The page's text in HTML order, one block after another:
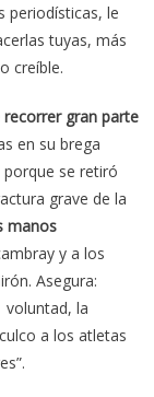
periodísticas, le
tuyas, más
creíble.
gran parte
en su brega
se retiró
grave de la
manos
y a los
Asegura:
voluntad, la
a los atletas